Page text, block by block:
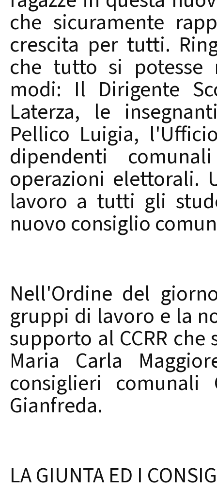
che sicuramente
crescita per tutti.
che tutto si potesse
modi: Il Dirigente
Laterza, le
Pellico Luigia,
dipendenti
operazioni elettorali.
lavoro a tutti gli
nuovo consiglio
Nell'Ordine del
gruppi di lavoro e la
supporto al CCRR
Maria Carla
consiglieri comunali
Gianfreda.
LA GIUNTA ED I